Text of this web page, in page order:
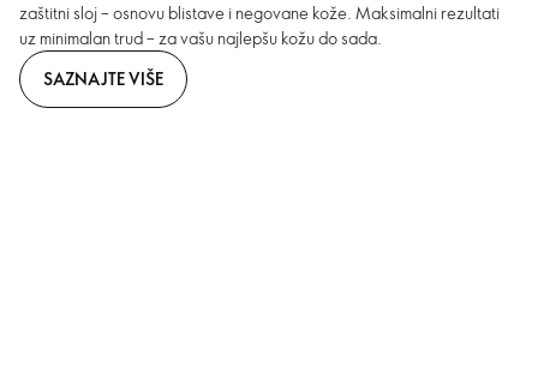
zaštitni sloj – osnovu blistave i negovane kože. Maksimalni rezultati
uz minimalan trud – za vašu najlepšu kožu do sada.
SAZNAJTE VIŠE